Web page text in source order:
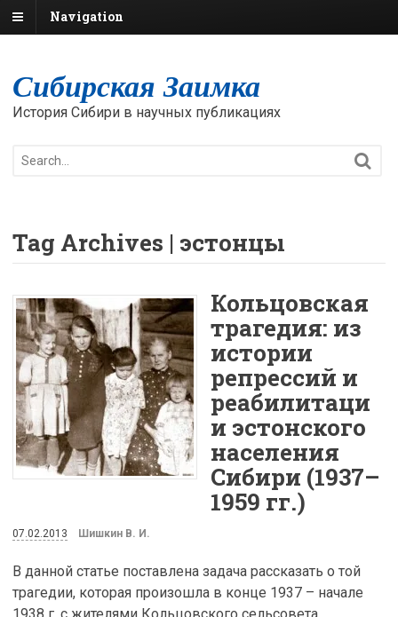
Navigation
Сибирская Заимка
История Сибири в научных публикациях
Tag Archives | эстонцы
Кольцовская
трагедия: из
истории
репрессий и
реабилитаци
и эстонского
населения
Сибири (1937–
1959 гг.)
07.02.2013 Шишкин В. И.
В данной статье поставлена задача рассказать о той
трагедии, которая произошла в конце 1937 – начале